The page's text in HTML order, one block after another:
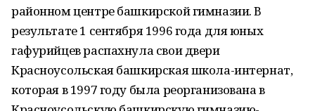
районном центре башкирской гимназии. В
результате 1 сентября 1996 года для юных
гафурийцев распахнула свои двери
Красноусольская башкирская школа-интернат,
которая в 1997 году была реорганизована в